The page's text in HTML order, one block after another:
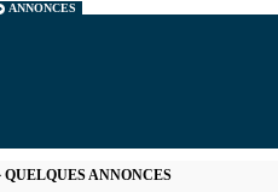
ANNONCES
QUELQUES ANNONCES